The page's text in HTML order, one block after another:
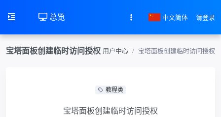
总览 中文简体 请登录
宝塔面板创建临时访问授权 用户中心 宝塔面板创建临时访问授权
教程类
宝塔面板创建临时访问授权